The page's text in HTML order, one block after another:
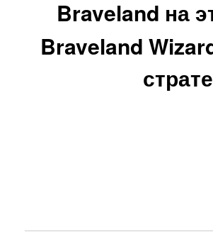
Braveland на
Braveland